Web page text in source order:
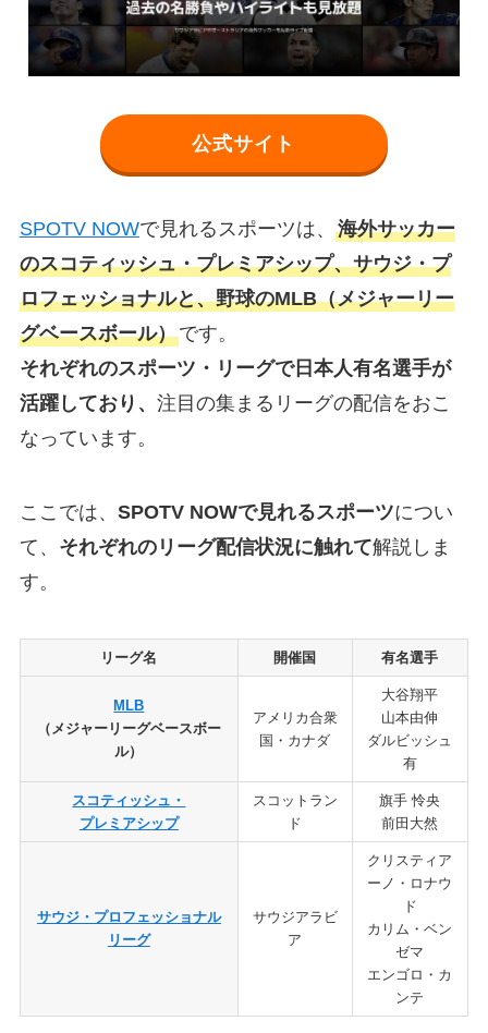
公式サイト
SPOTV NOWで見れるスポーツは、 海外サッカー
のスコティッシュ・プレミアシップ、サウジ・プ
ロフェッショナルと、野球のMLB（メジャーリー
グベースボール）です。
それぞれのスポーツ・リーグで日本人有名選手が
活躍しており、 注目の集まるリーグの配信をおこ
なっています。
ここでは、 SPOTV NOWで見れるスポーツについ
て、 それぞれのリーグ配信状況に触れて解説しま
す。
リーグ名 開催国 有名選手
MLB
（メジャーリーグベースボー
ル）
アメリカ合衆
国・カナダ
大谷翔平
山本由伸
ダルビッシュ
有
スコティッシュ・
プレミアシップ
スコットラン
ド
旗手 怜央
前田大然
サウジ・プロフェッショナル
リーグ
サウジアラビ
ア
クリスティア
ーノ・ロナウ
ド
カリム・ベン
ゼマ
エンゴロ・カ
ンテ